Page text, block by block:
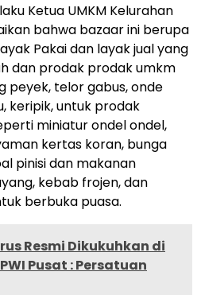
Ketua UMKM Kelurahan
bahwa bazaar ini berupa
Pakai dan layak jual yang
dan prodak prodak umkm
peyek, telor gabus, onde
keripik, untuk prodak
miniatur ondel ondel,
kertas koran, bunga
pinisi dan makanan
kebab frojen, dan
berbuka puasa.
Resmi Dikukuhkan di
Pusat : Persatuan